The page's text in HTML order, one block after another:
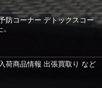
防コーナー デトックスコー
荷商品情報 出張買取り など